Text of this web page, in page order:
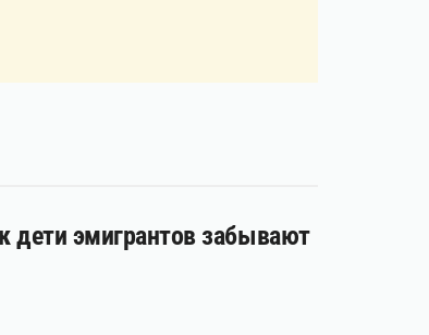
дети эмигрантов забывают